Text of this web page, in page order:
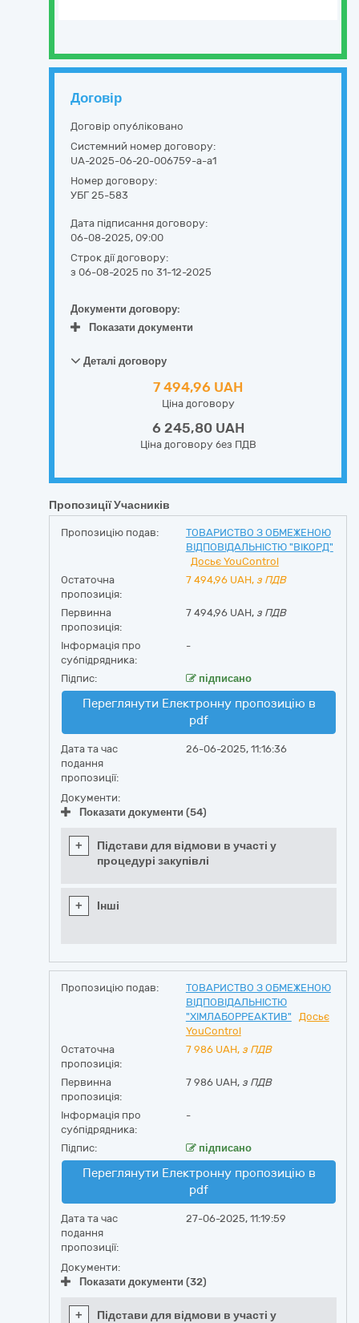
Договір
Договір опубліковано
Системний номер договору:
UA-2025-06-20-006759-a-a1
Номер договору:
УБГ 25-583
Дата підписання договору:
06-08-2025, 09:00
Строк дії договору:
з 06-08-2025 по 31-12-2025
Документи договору:
Показати документи
Деталі договору
7 494,96 UAH
Ціна договору
6 245,80 UAH
Ціна договору без ПДВ
Пропозиції Учасників
Пропозицію подав:
ТОВАРИСТВО З ОБМЕЖЕНОЮ
ВІДПОВІДАЛЬНІСТЮ "ВІКОРД"
Досьє YouControl
Остаточна
пропозиція:
7 494,96 UAH, з ПДВ
Первинна
пропозиція:
7 494,96 UAH, з ПДВ
Інформація про
субпідрядника:
-
Підпис: підписано
Переглянути Електронну пропозицію в
pdf
Дата та час
подання
пропозиції:
26-06-2025, 11:16:36
Документи:
Показати документи (54)
+
Підстави для відмови в участі у
процедурі закупівлі
+ Інші
Пропозицію подав:
ТОВАРИСТВО З ОБМЕЖЕНОЮ
ВІДПОВІДАЛЬНІСТЮ
"ХІМЛАБОРРЕАКТИВ"
Досьє
YouControl
Остаточна
пропозиція:
7 986 UAH, з ПДВ
Первинна
пропозиція:
7 986 UAH, з ПДВ
Інформація про
субпідрядника:
-
Підпис: підписано
Переглянути Електронну пропозицію в
pdf
Дата та час
подання
пропозиції:
27-06-2025, 11:19:59
Документи:
Показати документи (32)
+
Підстави для відмови в участі у